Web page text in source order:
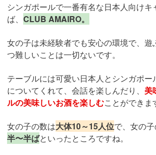
シンガポールで一番有名な日本人向けキ
ば、 CLUB AMAIRO。
女の子は未経験者でも安心の環境で、遊
つ難しいことは一切ないです。
テーブルには可愛い日本人とシンガポ
についてくれて、会話を楽しんだり、 美
ルの美味しいお酒を楽しむことができま
女の子の数は大体10～15人位で、女の
半〜半ばといったところですね。